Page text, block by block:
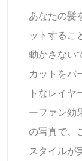
あなたの髪
ットするこ
動かさない
カットをバ
トなレイ
ーファン効
の写真で、
スタイルが